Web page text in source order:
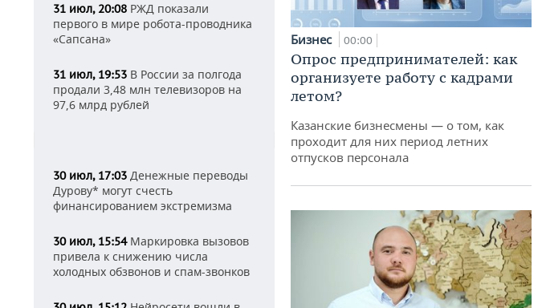
31 июл, 20:08 РЖД показали
первого в мире робота-проводника
«Сапсана»
31 июл, 19:53 В России за полгода
продали 3,48 млн телевизоров на
97,6 млрд рублей
30 июл, 17:03 Денежные переводы
Дурову* могут счесть
финансированием экстремизма
30 июл, 15:54Маркировка вызовов
привела к снижению числа
холодных обзвонов и спам-звонков
Бизнес 00:00
Опрос предпринимателей: как
организуете работу с кадрами
летом?
Казанские бизнесмены — о том, как
проходит для них период летних
отпусков персонала